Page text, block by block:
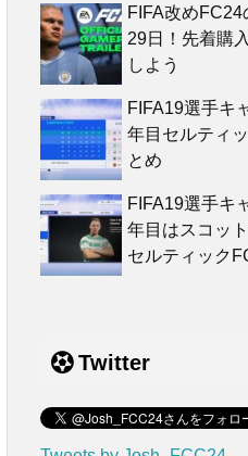
FIFA改めFC24
29日！先着購
しよう
FIFA19選手キ
年目セルティ
とめ
FIFA19選手キ
年目はスコッ
セルティック
Twitter